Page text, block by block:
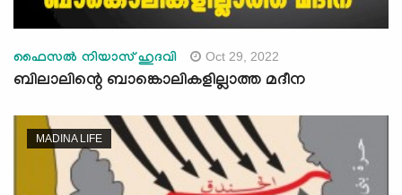
ഫൈസല്‍ നിയാസ് ഹുദവി Oct 29, 2022
ബിലാലിന്റെ ബാങ്കൊലികളില്ലാത്ത മദീന
MADINA LIFE